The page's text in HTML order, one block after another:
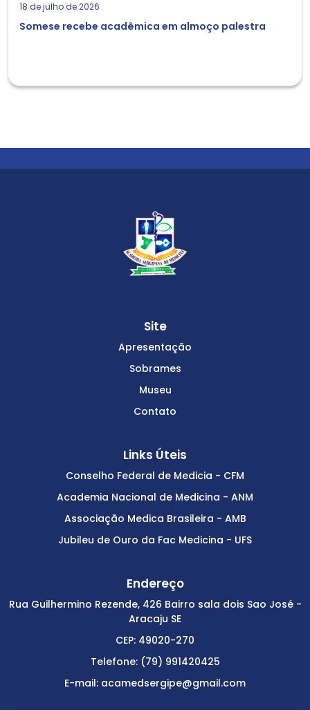
18 de julho de 2026
Somese recebe acadêmica em almoço palestra
Site
Apresentação
Sobrames
Museu
Contato
Links Úteis
Conselho Federal de Medicia - CFM
Academia Nacional de Medicina - ANM
Associação Medica Brasileira - AMB
Jubileu de Ouro da Fac Medicina - UFS
Endereço
Rua Guilhermino Rezende, 426 Bairro sala dois Sao José -
Aracaju SE
CEP: 49020-270
Telefone: (79) 991420425
E-mail: acamedsergipe@gmail.com